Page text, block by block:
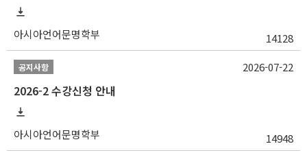
아시아언어문명학부 14128
공지사항
2026-2 수강신청 안내
아시아언어문명학부 14948
2026-07-22